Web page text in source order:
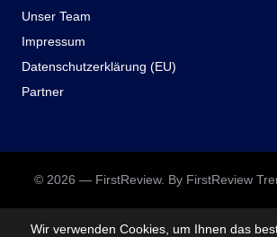
Unser Team
Impressum
Datenschutzerklärung (EU)
Partner
© 2026 — FirstReview. By FirstReview
Wir verwenden Cookies, um Ihnen das